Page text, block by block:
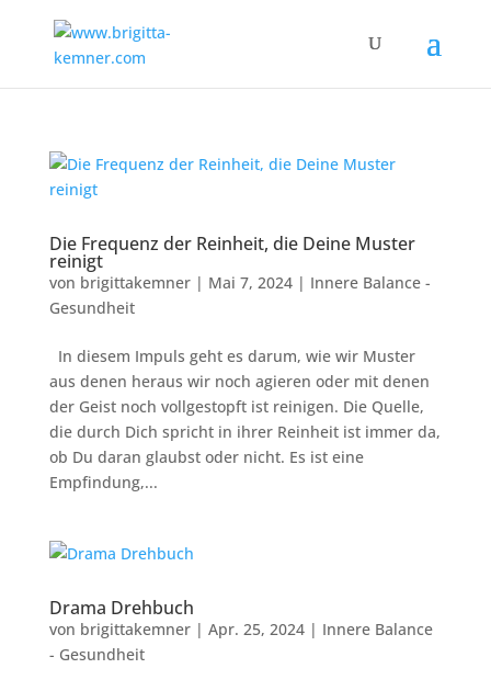
Die Frequenz der Reinheit, die Deine Muster
reinigt
von brigittakemner| Mai 7, 2024| Innere Balance -
Gesundheit
In diesem Impuls geht es darum, wie wir Muster
aus denen heraus wir noch agieren oder mit denen
der Geist noch vollgestopft ist reinigen. Die Quelle,
die durch Dich spricht in ihrer Reinheit ist immer da,
ob Du daran glaubst oder nicht. Es ist eine
Empfindung,...
Drama Drehbuch
von brigittakemner| Apr. 25, 2024| Innere Balance
- Gesundheit